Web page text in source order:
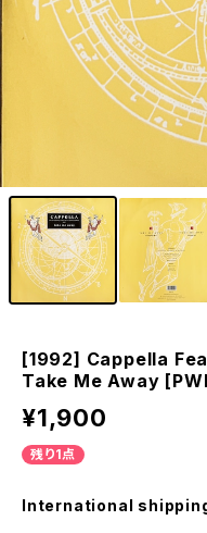
[1992] Cappella
Take Me Away
¥1,900
残り1点
International